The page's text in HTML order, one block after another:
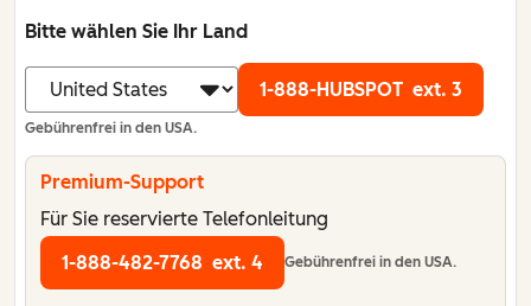
Bitte wählen Sie Ihr Land
1-888-HUBSPOT ext. 3
Gebührenfrei in den USA.
Premium-Support
Für Sie reservierte Telefonleitung
1-888-482-7768 ext. 4 Gebührenfrei in den USA.